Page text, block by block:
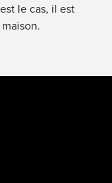
le cas, il est